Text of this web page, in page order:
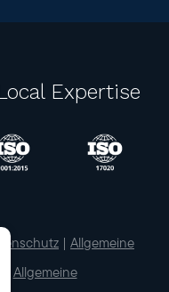
Expertise
| Allgemeine
Allgemeine